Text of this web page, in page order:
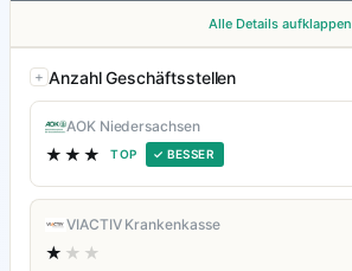
Alle Details aufklappen
Anzahl Geschäftsstellen
AOK Niedersachsen
★★★ TOP ✓ BESSER
VIACTIV Krankenkasse
★ ★★